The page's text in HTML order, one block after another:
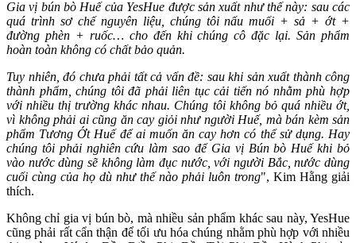
Gia vị bún bò Huế của YesHue được sản xuất như thế này: sau các
quá trình sơ chế nguyên liệu, chúng tôi nấu muối + sả + ớt +
đường phèn + ruốc… cho đến khi chúng cô đặc lại. Sản phẩm
hoàn toàn không có chất bảo quản.
Tuy nhiên, đó chưa phải tất cả vấn đề: sau khi sản xuất thành công
thành phẩm, chúng tôi đã phải liên tục cải tiến nó nhằm phù hợp
với nhiều thị trường khác nhau. Chúng tôi không bỏ quá nhiều ớt,
vì không phải ai cũng ăn cay giỏi như người Huế, mà bán kèm sản
phẩm Tương Ớt Huế để ai muốn ăn cay hơn có thể sử dụng. Hay
chúng tôi phải nghiên cứu làm sao để Gia vị Bún bò Huế khi bỏ
vào nước dùng sẽ không làm đục nước, với người Bắc, nước dùng
cuối cùng của họ dù như thế nào phải luôn trong", Kim Hằng giải
thích.
Không chỉ gia vị bún bò, mà nhiều sản phẩm khác sau này, YesHue
cũng phải rất cẩn thận để tối ưu hóa chúng nhằm phù hợp với nhiều